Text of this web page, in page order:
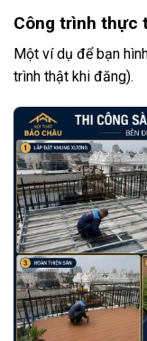
Công trình thực
Một ví dụ để bạn
trình thật khi đăng).